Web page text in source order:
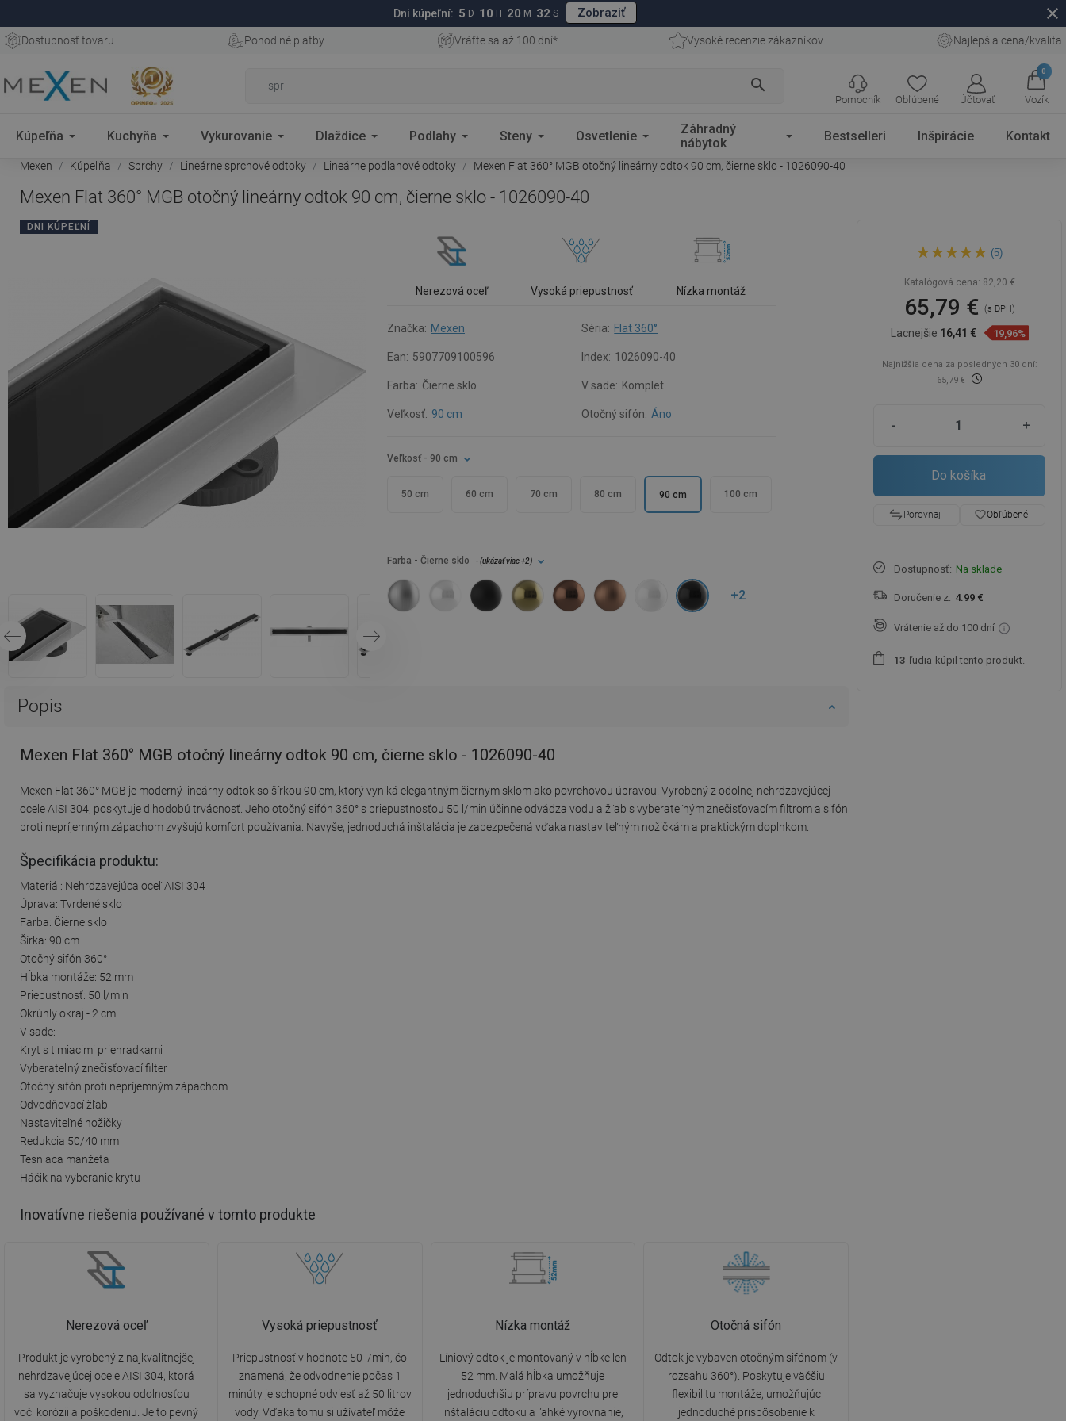
Dni kúpeľní: 5 D 10 H 20 M 31 S Zobraziť close
Dostupnosť tovaru Pohodlné platby Vráťte sa až 100 dní* Vysoké recenzie zákazníkov Najlepšia cena/kvalita
search
Obľúbené Účtovať
0
Vozík
Pomocník
Kúpeľňa Kuchyňa Vykurovanie Dlaždice Podlahy Steny Osvetlenie
Záhradný
nábytok
Bestselleri Inšpirácie Kontakt
Mexen Kúpeľňa Sprchy Lineárne sprchové odtoky Lineárne podlahové odtoky Mexen Flat 360° MGB otočný lineárny odtok 90 cm, čierne sklo - 1026090-40
Mexen Flat 360° MGB otočný lineárny odtok 90 cm, čierne sklo - 1026090-40
DNI KÚPEĽNÍ
Nerezová oceľ Vysoká priepustnosť Nízka montáž
Značka: Mexen Séria: Flat 360°
Ean: 5907709100596 Index: 1026090-40
Farba: Čierne sklo V sade: Komplet
Veľkosť: 90 cm Otočný sifón: Áno
Veľkosť- 90 cm
50 cm 60 cm 70 cm 80 cm 90 cm 100 cm
Farba - Čierne sklo - (ukázať viac+2)
+2
Popis
Mexen Flat 360° MGB otočný lineárny odtok 90 cm, čierne sklo - 1026090-40
Mexen Flat 360° MGB je moderný lineárny odtok so šírkou 90 cm, ktorý vyniká elegantným čiernym sklom ako povrchovou úpravou. Vyrobený z odolnej nehrdzavejúcej
ocele AISI 304, poskytuje dlhodobú trvácnosť. Jeho otočný sifón 360° s priepustnosťou 50 l/min účinne odvádza vodu a žľab s vyberateľným znečisťovacím filtrom a sifón
proti nepríjemným zápachom zvyšujú komfort používania. Navyše, jednoduchá inštalácia je zabezpečená vďaka nastaviteľným nožičkám a praktickým doplnkom.
Špecifikácia produktu:
Materiál: Nehrdzavejúca oceľ AISI 304
Úprava: Tvrdené sklo
Farba: Čierne sklo
Šírka: 90 cm
Otočný sifón 360°
Hĺbka montáže: 52 mm
Priepustnosť: 50 l/min
Okrúhly okraj - 2 cm
V sade:
Kryt s tlmiacimi priehradkami
Vyberateľný znečisťovací filter
Otočný sifón proti nepríjemným zápachom
Odvodňovací žľab
Nastaviteľné nožičky
Redukcia 50/40 mm
Tesniaca manžeta
Háčik na vyberanie krytu
Inovatívne riešenia používané v tomto produkte
Nerezová oceľ
Produkt je vyrobený z najkvalitnejšej
nehrdzavejúcej ocele AISI 304, ktorá
sa vyznačuje vysokou odolnosťou
voči korózii a poškodeniu. Je to pevný
Vysoká priepustnosť
Priepustnosť v hodnote 50 l/min, čo
znamená, že odvodnenie počas 1
minúty je schopné odviesť až 50 litrov
vody. Vďaka tomu si užívateľ môže
Nízka montáž
Líniový odtok je montovaný v hĺbke len
52 mm. Malá hĺbka umožňuje
jednoduchšiu prípravu povrchu pre
inštaláciu odtoku a ľahké vyrovnanie,
Otočná sifón
Odtok je vybaven otočným sifónom (v
rozsahu 360°). Poskytuje väčšiu
flexibilitu montáže, umožňujúc
jednoduché prispôsobenie k
lineárny odtok 90 cm, čierne
(5)
Katalógová cena: 82,20 €
65,79 € (s DPH)
Lacnejšie 16,41 € 19,96%
Najnižšia cena za posledných 30 dní:
65,79 €
- +
Do košíka
Porovnaj favorite_borderObľúbené
Dostupnosť: Na sklade
Doručenie z: 4.99 €
Vrátenie až do 100 dní
1 3 ľudia kúpil tento produkt.